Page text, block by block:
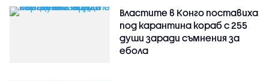
Властите в Конго поставиха
под карантина кораб с 255
души заради съмнения за
ебола